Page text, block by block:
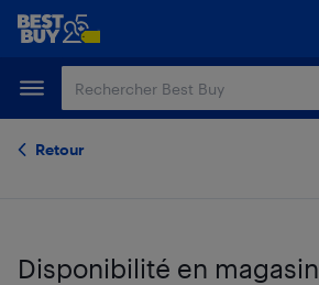
Passer
principal
Passer
Retour
Disponibilité en magasin